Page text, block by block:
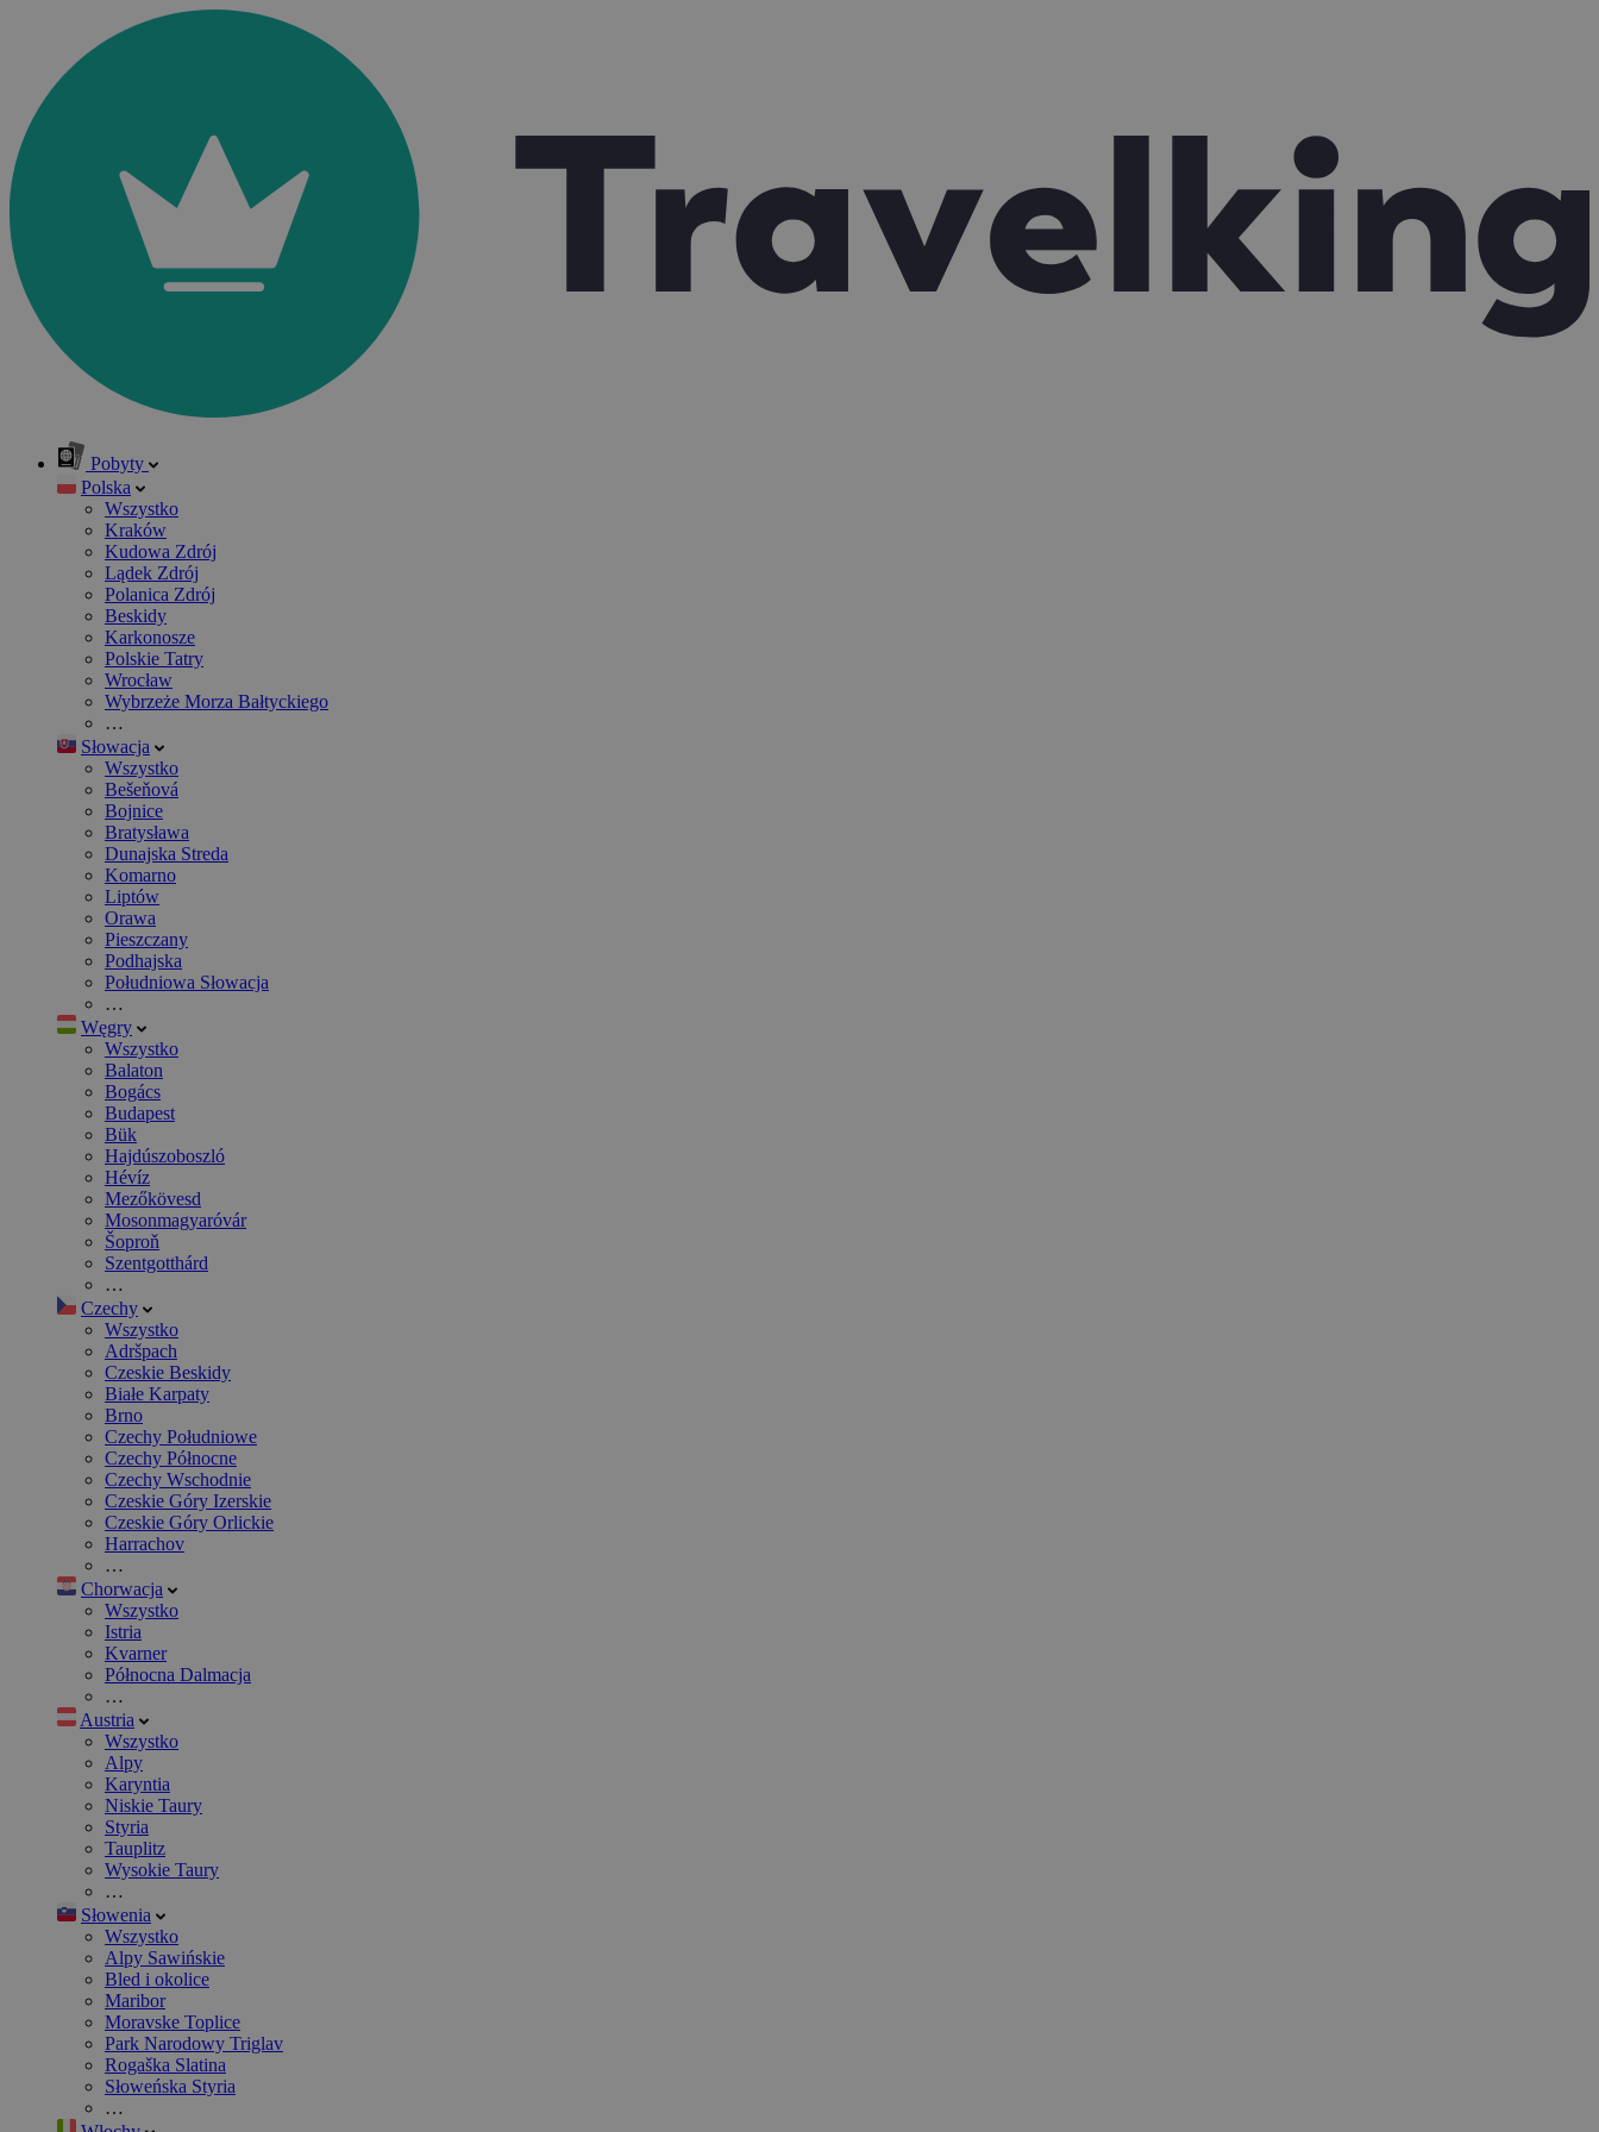
Pobyty
Polska
Wszystko
Kraków
Kudowa Zdrój
Lądek Zdrój
Polanica Zdrój
Beskidy
Karkonosze
Polskie Tatry
Wrocław
Wybrzeże Morza Bałtyckiego
…
Słowacja
Wszystko
Bešeňová
Bojnice
Bratysława
Dunajska Streda
Komarno
Liptów
Orawa
Pieszczany
Podhajska
Południowa Słowacja
…
Węgry
Wszystko
Balaton
Bogács
Budapest
Bük
Hajdúszoboszló
Hévíz
Mezőkövesd
Mosonmagyaróvár
Šoproň
Szentgotthárd
…
Czechy
Wszystko
Adršpach
Czeskie Beskidy
Białe Karpaty
Brno
Czechy Południowe
Czechy Północne
Czechy Wschodnie
Czeskie Góry Izerskie
Czeskie Góry Orlickie
Harrachov
…
Chorwacja
Wszystko
Istria
Kvarner
Północna Dalmacja
…
Austria
Wszystko
Alpy
Karyntia
Niskie Taury
Styria
Tauplitz
Wysokie Taury
…
Słowenia
Wszystko
Alpy Sawińskie
Bled i okolice
Maribor
Moravske Toplice
Park Narodowy Triglav
Rogaška Slatina
Słoweńska Styria
…